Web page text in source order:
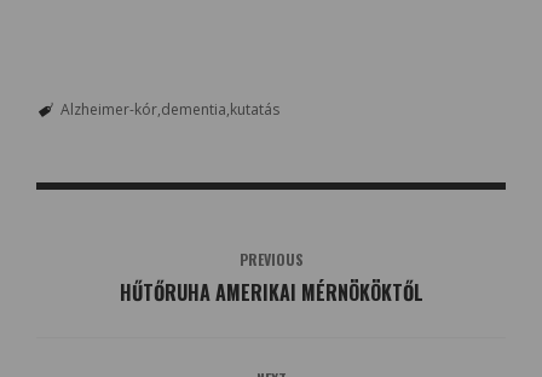
Alzheimer-kór dementia kutatás
PREVIOUS
HŰTŐRUHA AMERIKAI MÉRNÖKÖKTŐL